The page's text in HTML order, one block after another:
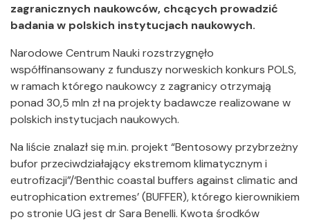
zagranicznych naukowców, chcących prowadzić
badania w polskich instytucjach naukowych.
Narodowe Centrum Nauki rozstrzygnęło
współfinansowany z funduszy norweskich konkurs POLS,
w ramach którego naukowcy z zagranicy otrzymają
ponad 30,5 mln zł na projekty badawcze realizowane w
polskich instytucjach naukowych.
Na liście znalazł się m.in. projekt “Bentosowy przybrzeżny
bufor przeciwdziałający ekstremom klimatycznym i
eutrofizacji”/‘Benthic coastal buffers against climatic and
eutrophication extremes’ (BUFFER), którego kierownikiem
po stronie UG jest dr Sara Benelli. Kwota środków